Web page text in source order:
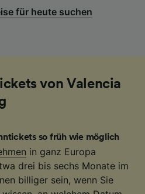
für heute suchen
von Valencia
so früh wie möglich
in ganz Europa
drei bis sechs Monate im
billiger sein, wenn Sie